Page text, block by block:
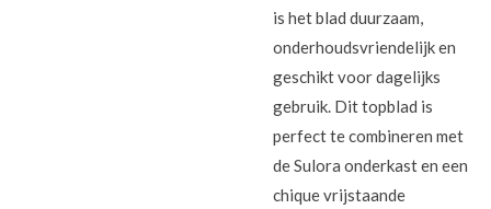
is het blad duurzaam,
onderhoudsvriendelijk en
geschikt voor dagelijks
gebruik. Dit topblad is
perfect te combineren met
de Sulora onderkast en een
chique vrijstaande